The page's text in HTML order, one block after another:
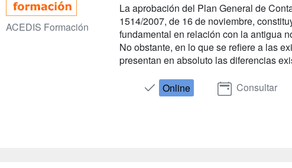
ACEDIS Formación
La aprobación del Plan General de
1514/2007, de 16 de noviembre,
fundamental en relación con la antigua
No obstante, en lo que se refiere a las
presentan en absoluto las diferencias
Online Consultar